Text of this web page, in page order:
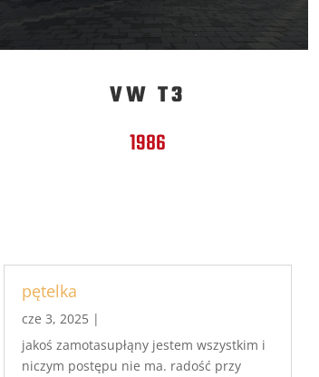
VW T3
1986
pętelka
cze 3, 2025|
jakoś zamotasupłąny jestem wszystkim i
niczym postępu nie ma. radość przy